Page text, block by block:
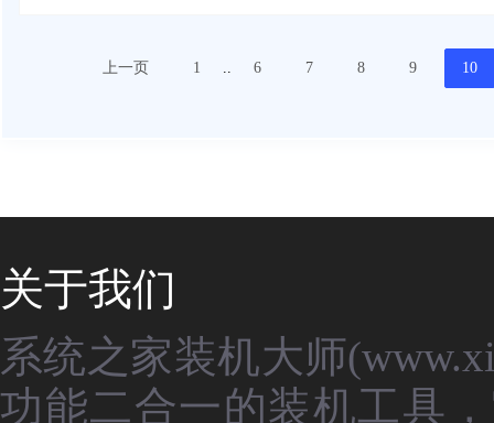
上一页 1 .. 6 7 8 9 10
关于我们
系统之家装机大师
功能二合一的装机工具